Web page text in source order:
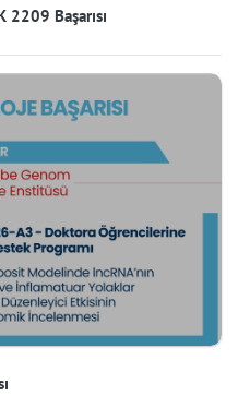
Başarısı